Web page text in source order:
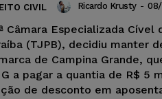
CIVIL Ricardo Krusty - 08/
Câmara Especializada
(TJPB), decidiu manter
de Campina Grande, que condenou o Banco
a pagar a quantia de R$ 5
de desconto em